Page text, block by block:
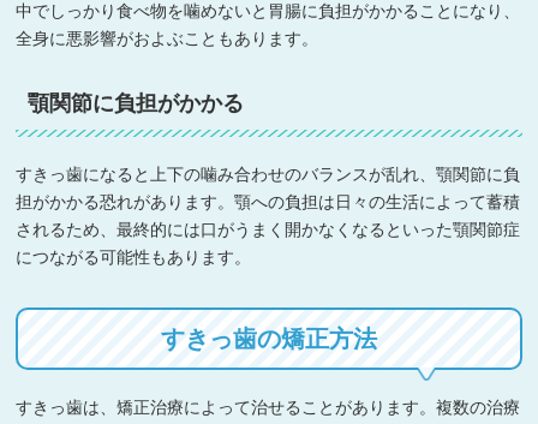
中でしっかり食べ物を噛めないと胃腸に負担がかかることになり、
全身に悪影響がおよぶこともあります。
顎関節に負担がかかる
すきっ歯になると上下の噛み合わせのバランスが乱れ、顎関節に負
担がかかる恐れがあります。顎への負担は日々の生活によって蓄積
されるため、最終的には口がうまく開かなくなるといった顎関節症
につながる可能性もあります。
すきっ歯の矯正方法
すきっ歯は、矯正治療によって治せることがあります。複数の治療